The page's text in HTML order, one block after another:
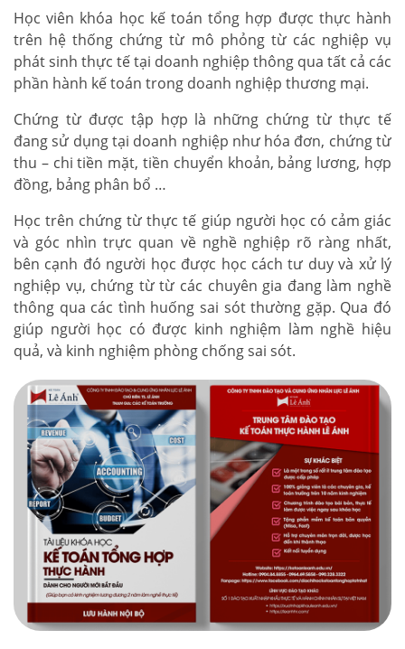
Học viên khóa học kế toán tổng hợp được thực hành
trên hệ thống chứng từ mô phỏng từ các nghiệp vụ
phát sinh thực tế tại doanh nghiệp thông qua tất cả các
phần hành kế toán trong doanh nghiệp thương mại.
Chứng từ được tập hợp là những chứng từ thực tế
đang sử dụng tại doanh nghiệp như hóa đơn, chứng từ
thu – chi tiền mặt, tiền chuyển khoản, bảng lương, hợp
đồng, bảng phân bổ …
Học trên chứng từ thực tế giúp người học có cảm giác
và góc nhìn trực quan về nghề nghiệp rõ ràng nhất,
bên cạnh đó người học được học cách tư duy và xử lý
nghiệp vụ, chứng từ từ các chuyên gia đang làm nghề
thông qua các tình huống sai sót thường gặp. Qua đó
giúp người học có được kinh nghiệm làm nghề hiệu
quả, và kinh nghiệm phòng chống sai sót.